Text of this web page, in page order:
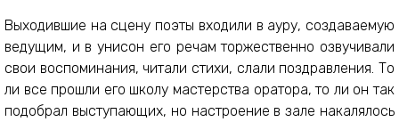
Выходившие на сцену поэты входили в ауру, создаваемую
ведущим, и в унисон его речам торжественно озвучивали
свои воспоминания, читали стихи, слали поздравления. То
ли все прошли его школу мастерства оратора, то ли он так
подобрал выступающих, но настроение в зале накалялось